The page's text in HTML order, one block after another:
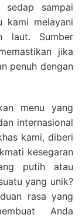
sampai
kami melayani
laut. Sumber
jika
penuh dengan
menu yang
internasional
kami, diberi
kesegaran
putih atau
yang unik?
rasa yang
Anda